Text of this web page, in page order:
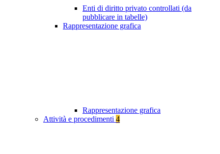
Enti di diritto privato controllati (da
pubblicare in tabelle)
Rappresentazione grafica
Rappresentazione grafica
Attività e procedimenti 4